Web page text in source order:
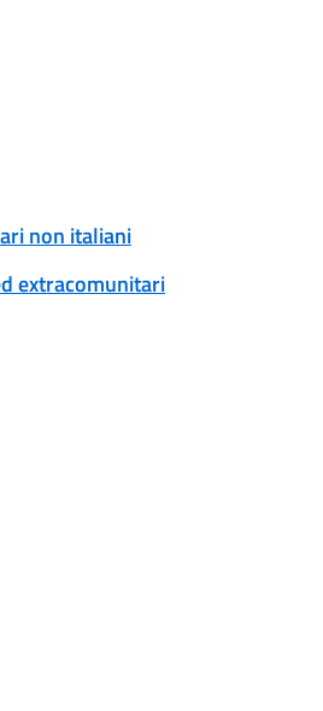
non italiani
extracomunitari